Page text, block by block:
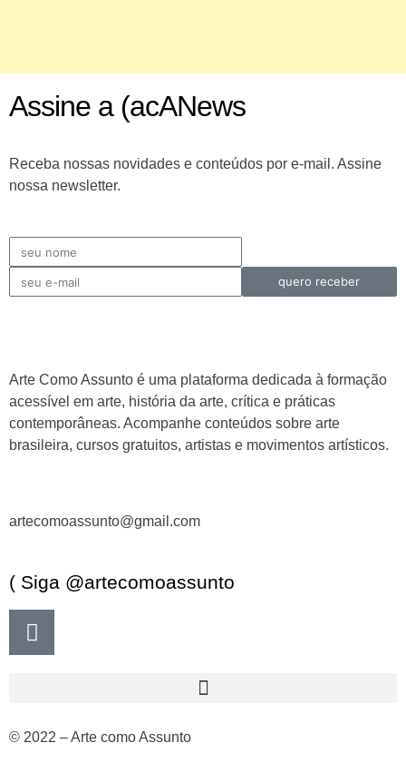
Assine a (acANews
Receba nossas novidades e conteúdos por e-mail. Assine
nossa newsletter.
quero receber
Arte Como Assunto é uma plataforma dedicada à formação
acessível em arte, história da arte, crítica e práticas
contemporâneas. Acompanhe conteúdos sobre arte
brasileira, cursos gratuitos, artistas e movimentos artísticos.
artecomoassunto@gmail.com
( Siga @artecomoassunto
© 2022 – Arte como Assunto